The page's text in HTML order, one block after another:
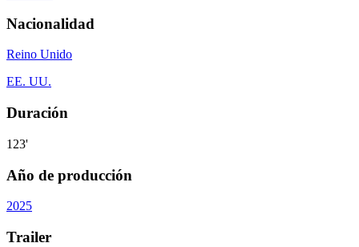
Nacionalidad
Reino Unido
EE. UU.
Duración
123'
Año de producción
2025
Trailer